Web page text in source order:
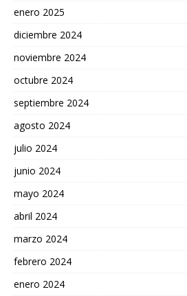
enero 2025
diciembre 2024
noviembre 2024
octubre 2024
septiembre 2024
agosto 2024
julio 2024
junio 2024
mayo 2024
abril 2024
marzo 2024
febrero 2024
enero 2024